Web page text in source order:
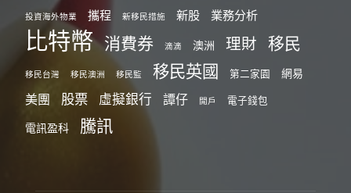
投資海外物業 攜程 新移民措施 新股 業務分析
比特幣 消費券 滴滴 澳洲 理財 移民
移民台灣 移民澳洲 移民監 移民英國 第二家園 網易
美團 股票 虛擬銀行 譚仔 開戶 電子錢包
電訊盈科 騰訊